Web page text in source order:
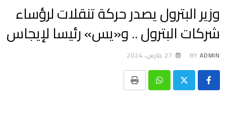
وزير البترول يصدر حركة تنقلات لرؤساء
شركات البترول .. و«يس» رئيسا لإيجاس
BY ADMIN 27 مارس، 2024
Whatsapp
Print